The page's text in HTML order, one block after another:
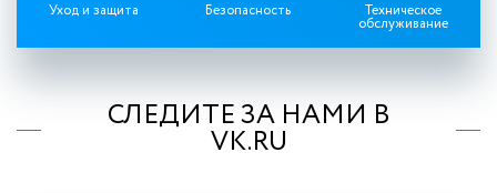
Уход и защита Безопасность Техническое
обслуживание
СЛЕДИТЕ ЗА НАМИ В
VK.RU